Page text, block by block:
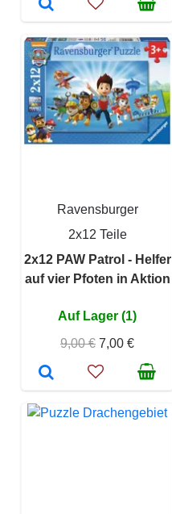
Ravensburger
2x12 Teile
2x12 PAW Patrol - Helfer
auf vier Pfoten in Aktion
Auf Lager (1)
9,00 € 7,00 €